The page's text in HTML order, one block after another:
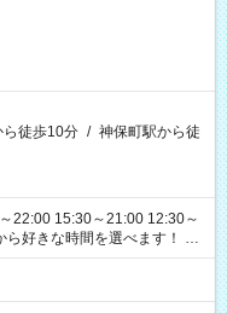
ら徒歩10分 / 神保町駅から徒
22:00 15:30～21:00 12:30～
す